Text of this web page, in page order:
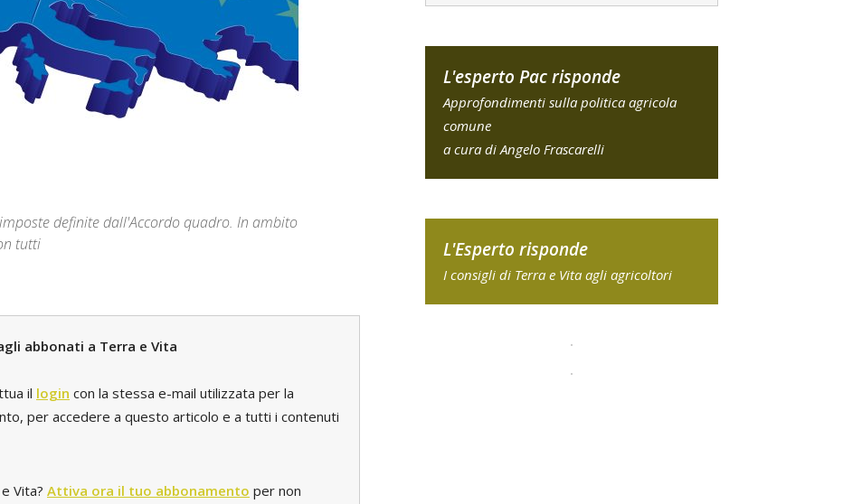
definite dall'Accordo quadro. In ambito
tutti
abbonati a Terra e Vita
il login con la stessa e-mail utilizzata per la
per accedere a questo articolo e a tutti i contenuti
Vita? Attiva ora il tuo abbonamento per non
L'esperto Pac risponde
Approfondimenti sulla politica agricola
comune
a cura di Angelo Frascarelli
L'Esperto risponde
I consigli di Terra e Vita agli agricoltori